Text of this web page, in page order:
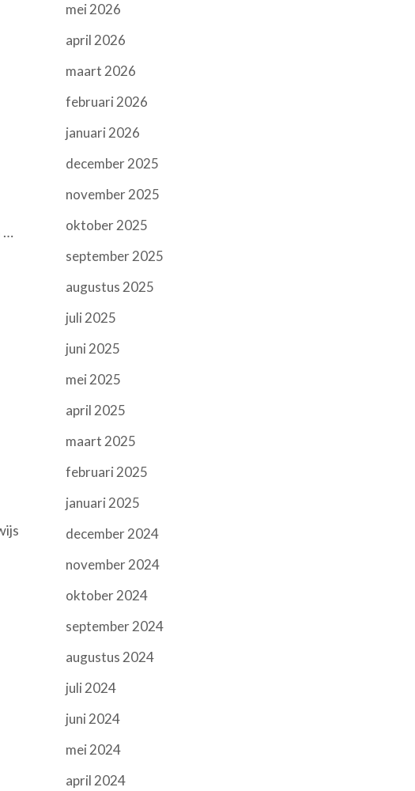
…
mei 2026
april 2026
maart 2026
februari 2026
januari 2026
december 2025
november 2025
oktober 2025
september 2025
augustus 2025
juli 2025
juni 2025
mei 2025
april 2025
maart 2025
februari 2025
januari 2025
december 2024
november 2024
oktober 2024
september 2024
augustus 2024
juli 2024
juni 2024
mei 2024
april 2024